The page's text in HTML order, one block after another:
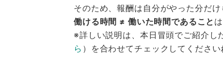
そのため、報酬は自分がやった分だけ
働ける時間 ≠ 働いた時間であること
※詳しい説明は、本日冒頭でご紹介し
ら ）を合わせてチェックしてください